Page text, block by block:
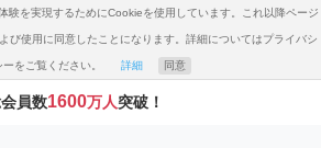
験を実現するためにCookieを使用しています。これ以降ページ
び使用に同意したことになります。詳細についてはプライバシ
ーをご覧ください。 詳細 同意
員数1600万人突破！